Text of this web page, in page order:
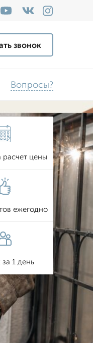
звонок
Вопросы?
расчет цены
ежегодно
1 день